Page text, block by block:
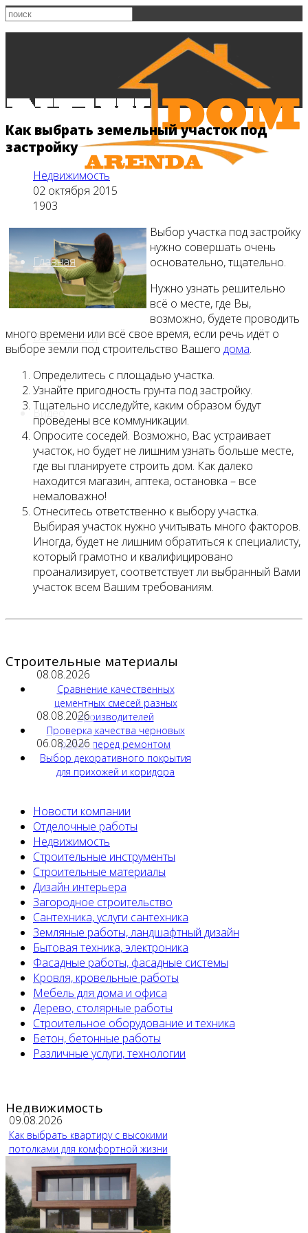
Главная
Все новости
Видео
Как выбрать земельный участок под
застройку
Недвижимость
02 октября 2015
1903
Выбор участка под застройку
нужно совершать очень
основательно, тщательно.
Нужно узнать решительно
всё о месте, где Вы,
возможно, будете проводить
много времени или всё свое время, если речь идёт о
выборе земли под строительство Вашего дома.
Определитесь с площадью участка.
Узнайте пригодность грунта под застройку.
Тщательно исследуйте, каким образом будут
проведены все коммуникации.
Опросите соседей. Возможно, Вас устраивает
участок, но будет не лишним узнать больше месте,
где вы планируете строить дом. Как далеко
находится магазин, аптека, остановка – все
немаловажно!
Отнеситесь ответственно к выбору участка.
Выбирая участок нужно учитывать много факторов.
Иногда, будет не лишним обратиться к специалисту,
который грамотно и квалифицировано
проанализирует, соответствует ли выбранный Вами
участок всем Вашим требованиям.
Строительные материалы
08.08.2026
Сравнение качественных
цементных смесей разных
производителей
08.08.2026
Проверка качества черновых
работ перед ремонтом
06.08.2026
Выбор декоративного покрытия
для прихожей и коридора
Новости компании
Отделочные работы
Недвижимость
Строительные инструменты
Строительные материалы
Дизайн интерьера
Загородное строительство
Сантехника, услуги сантехника
Земляные работы, ландшафтный дизайн
Бытовая техника, электроника
Фасадные работы, фасадные системы
Кровля, кровельные работы
Мебель для дома и офиса
Дерево, столярные работы
Строительное оборудование и техника
Бетон, бетонные работы
Различные услуги, технологии
Недвижимость
09.08.2026
Как выбрать квартиру с высокими
потолками для комфортной жизни